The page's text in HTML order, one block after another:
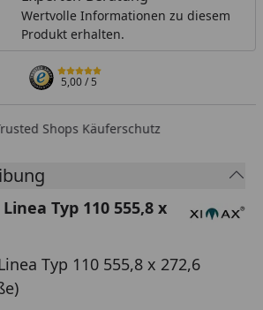
Wertvolle Informationen zu diesem
Produkt erhalten.
5,00/ 5
Shops Käuferschutz
Typ 110 555,8 x
Typ 110 555,8 x 272,6